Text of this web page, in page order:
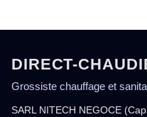
DIRECT-
Grossiste chauffage et
SARL NITECH NEGOCE